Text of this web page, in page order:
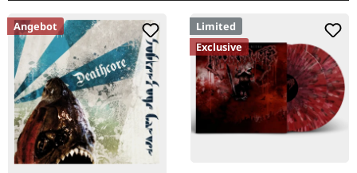
Angebot
Limited
Exclusive